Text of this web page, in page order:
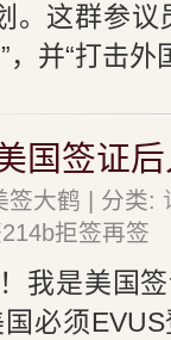
。这群参议
，并“打击外
国签证
签大鹤 | 分类:
拒签再签
我是美国
必须